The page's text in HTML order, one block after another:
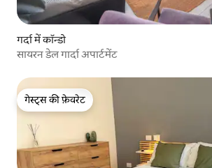
गर्दा में कॉन्डो
सायरन डेल गार्दा अपार्टमेंट
गेस्ट्स की फ़ेवरेट
गेस्ट्स की फ़ेवरेट